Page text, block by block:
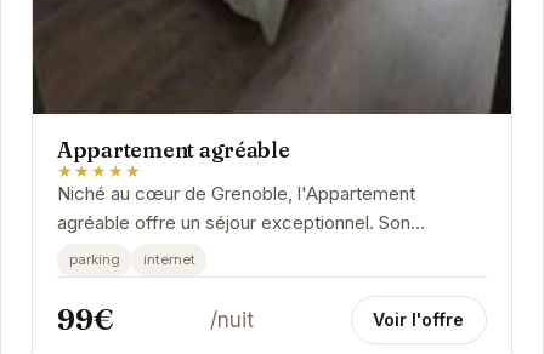
Appartement agréable
★★★★★
Niché au cœur de Grenoble, l'Appartement
agréable offre un séjour exceptionnel. Son
emplacement privilégié permet d'accéder
facilement aux...
parking internet
99€ /nuit Voir l'offre